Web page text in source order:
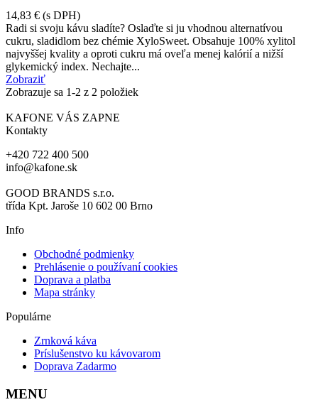
14,83 € (s DPH)
Radi si svoju kávu sladíte? Oslaďte si ju vhodnou alternatívou
cukru, sladidlom bez chémie XyloSweet. Obsahuje 100% xylitol
najvyššej kvality a oproti cukru má oveľa menej kalórií a nižší
glykemický index. Nechajte...
Zobraziť
Zobrazuje sa 1-2 z 2 položiek
KAFONE VÁS ZAPNE
Kontakty
+420 722 400 500
info@kafone.sk
GOOD BRANDS s.r.o.
třída Kpt. Jaroše 10 602 00 Brno
Info
Obchodné podmienky
Prehlásenie o používaní cookies
Doprava a platba
Mapa stránky
Populárne
Zrnková káva
Príslušenstvo ku kávovarom
Doprava Zadarmo
MENU